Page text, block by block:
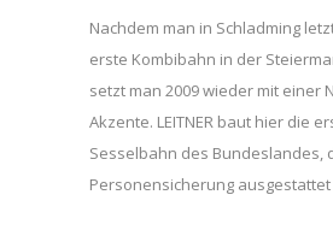
Nachdem man in Schladming
erste Kombibahn in der
setzt man 2009 wieder mit einer
Akzente. LEITNER baut hier die
Sesselbahn des Bundeslandes,
Personensicherung